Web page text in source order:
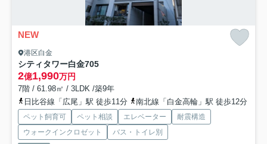
NEW
港区白金
シティタワー白金705
2億1,990万円
7階 / 61.98㎡ / 3LDK /築9年
日比谷線「広尾」駅 徒歩11分
南北線「白金高輪」駅 徒歩12分
ペット飼育可 ペット相談 エレベーター
耐震構造
ウォークインクロゼット
バス・トイレ別